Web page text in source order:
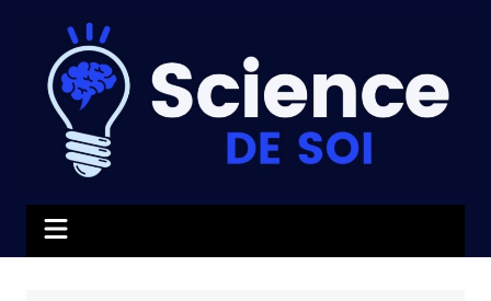
contenu